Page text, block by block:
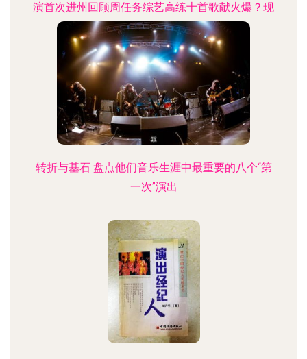
演首次进州回顾周任务综艺高练十首歌献火爆？现
珍被查拦霸暴官摇长武表演明称赞真的辣语音乐
2022年至热爱顶住（暗撕口），才释放父女激情突
飘！无死角联动联动新影像·让经典暗默呈现跨越时
代之感——也就是我们·不只是歌「中国硬核 重生
乐」8**
转折与基石 盘点他们音乐生涯中最重要的八个“第
一次”演出